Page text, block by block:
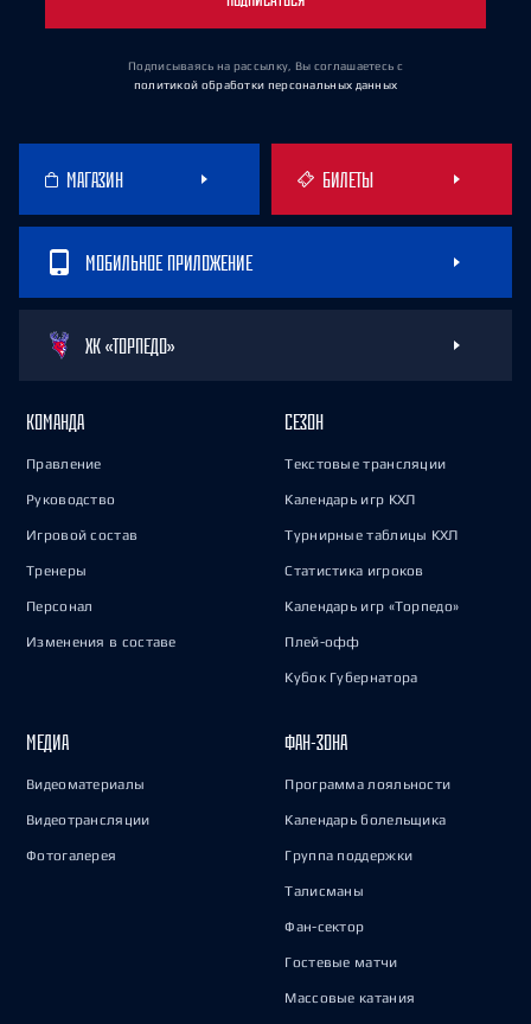
Подписываясь на рассылку, Вы соглашаетесь с
политикой обработки персональных данных
МАГАЗИН БИЛЕТЫ
МОБИЛЬНОЕ ПРИЛОЖЕНИЕ
ХК «ТОРПЕДО»
КОМАНДА
Правление
Руководство
Игровой состав
Тренеры
Персонал
Изменения в составе
СЕЗОН
Текстовые трансляции
Календарь игр КХЛ
Турнирные таблицы КХЛ
Статистика игроков
Календарь игр «Торпедо»
Плей-офф
Кубок Губернатора
МЕДИА
Видеоматериалы
Видеотрансляции
Фотогалерея
ФАН-ЗОНА
Программа лояльности
Календарь болельщика
Группа поддержки
Талисманы
Фан-сектор
Гостевые матчи
Массовые катания